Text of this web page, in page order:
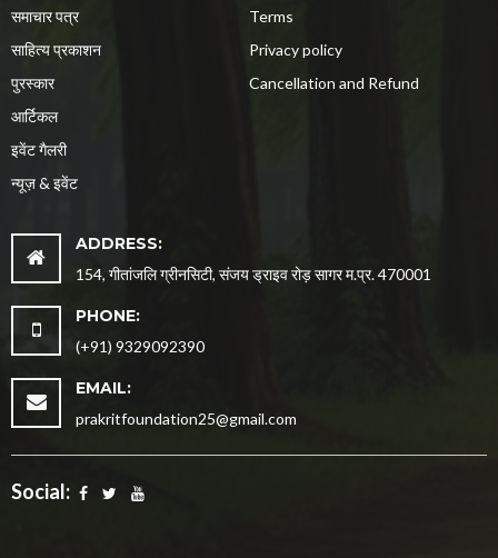
समाचार पत्र
साहित्य प्रकाशन
पुरस्कार
आर्टिकल
इवेंट गैलरी
न्यूज़ & इवेंट
Terms
Privacy policy
Cancellation and Refund
ADDRESS:
154, गीतांजलि ग्रीनसिटी, संजय ड्राइव रोड़ सागर म.प्र. 470001
PHONE:
(+91) 9329092390
EMAIL:
prakritfoundation25@gmail.com
Social: